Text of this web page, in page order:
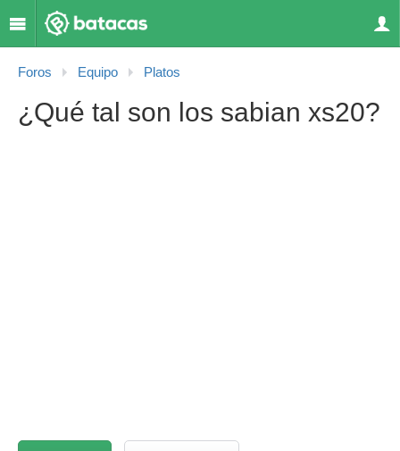
Foros Equipo Platos
¿Qué tal son los sabian xs20?